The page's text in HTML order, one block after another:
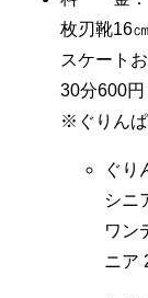
枚刃靴16
スケート
30分600円
※ぐりんぱ
ぐり
シ
ワン
ニア